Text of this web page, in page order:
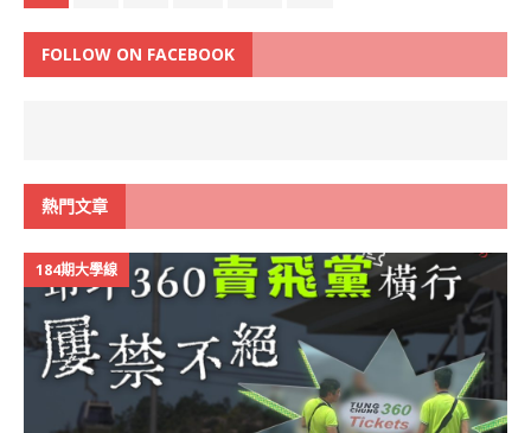
FOLLOW ON FACEBOOK
熱門文章
184期大學線